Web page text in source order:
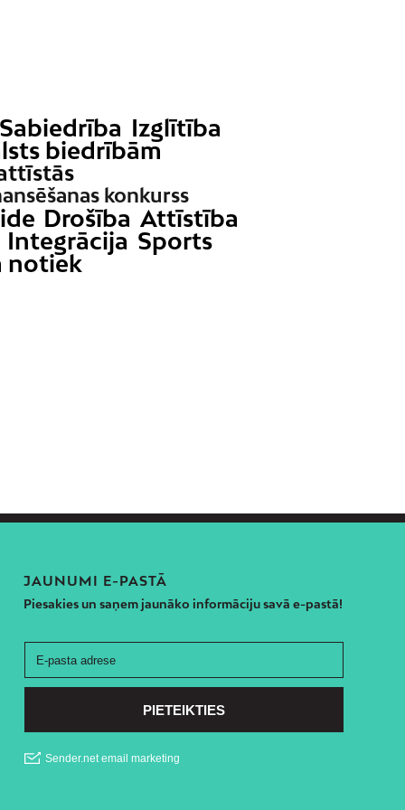
Sabiedrība Izglītība
biedrībām
konkurss
Drošība Attīstība
Integrācija Sports
notiek
JAUNUMI E-PASTĀ
Piesakies un saņem jaunāko informāciju savā e-pastā!